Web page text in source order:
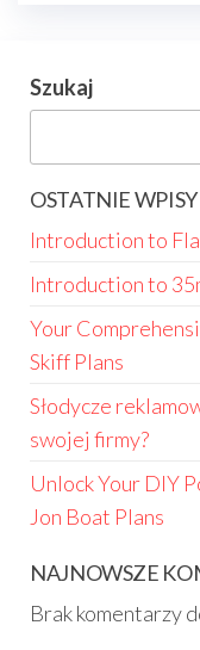
Szukaj
OSTATNIE WPISY
Introduction to
Introduction to
Your
Skiff Plans
Słodycze
swojej firmy?
Unlock Your DIY
Jon Boat Plans
NAJNOWSZE
Brak komentarzy